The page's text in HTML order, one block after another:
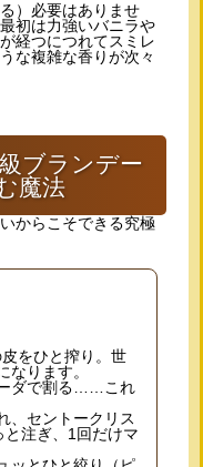
）必要はありませ
初は力強いバニラや
経つにつれてスミレ
な複雑な香りが次々
ブランデー
魔法
からこそできる究極
をひと搾り。世
ります。
ダで割る……これ
、セントークリス
注ぎ、1回だけマ